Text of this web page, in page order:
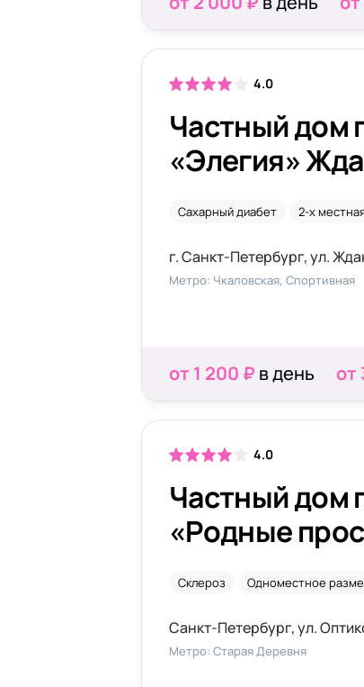
4.0
Частный дом
«Элегия»
Сахарный диабет 2-х
г. Санкт-Петербург, ул.
Метро: Чкаловская, Спортивная
от 1 200 ₽ в день от
4.0
Частный дом
«Родные
Склероз Одноместное
Санкт-Петербург, ул.
Метро: Старая Деревня